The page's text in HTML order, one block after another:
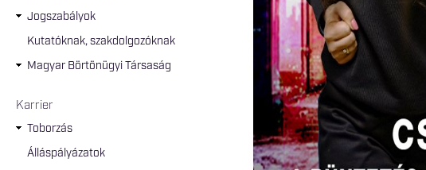
Jogszabályok
Kutatóknak, szakdolgozóknak
Magyar Börtönügyi Társaság
Karrier
Toborzás
Álláspályázatok